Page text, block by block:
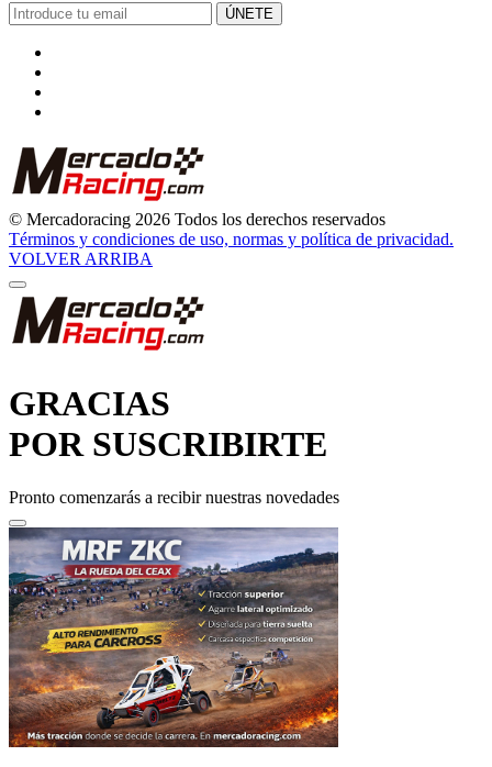
GRACIAS
POR SUSCRIBIRTE
Pronto comenzarás a recibir nuestras novedades